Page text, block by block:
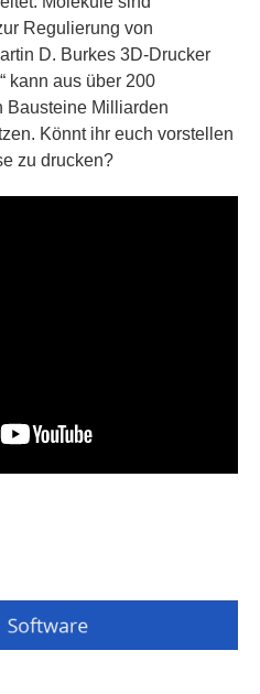
Regulierung von
D. Burkes 3D-Drucker
kann aus über 200
Bausteine Milliarden
Könnt ihr euch vorstellen
zu drucken?